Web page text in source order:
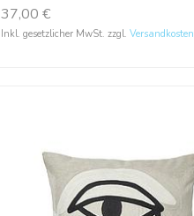
37,00 €
Inkl. gesetzlicher MwSt. zzgl.Versandkosten